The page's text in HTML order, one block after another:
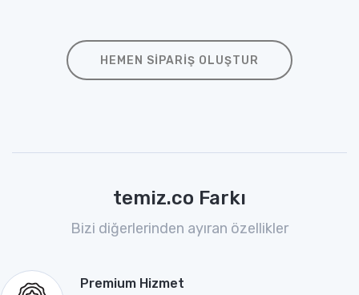
HEMEN SIPARIŞ OLUŞTUR
temiz.co Farkı
Bizi diğerlerinden ayıran özellikler
Premium Hizmet